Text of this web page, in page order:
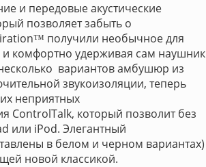
и передовые акустические
позволяет забыть о
получили необычное для
и комфортно удерживая сам наушник
вариантов амбушюр из
звукоизоляции, теперь
неприятных
который позволит без
или iPod. Элегантный
в белом и черном вариантах)
новой классикой.